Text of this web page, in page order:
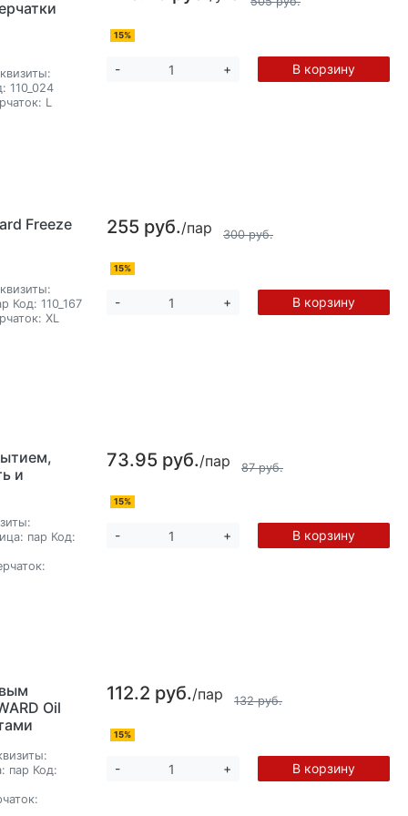
110_024
L
15%
- + В корзину
Freeze
Код: 110_167
XL
255 руб./пар 300 руб.
15%
- + В корзину
и
пар Код:
73.95 руб./пар 87 руб.
15%
- + В корзину
Oil
пар Код:
112.2 руб./пар 132 руб.
15%
- + В корзину